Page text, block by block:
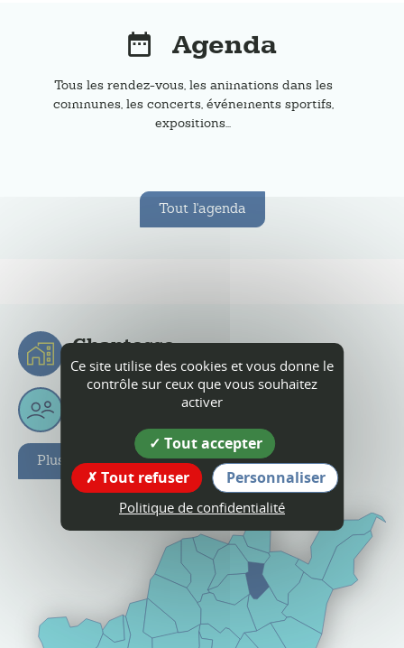
Agenda
Tous les rendez-vous, les animations dans les
communes, les concerts, événements sportifs,
expositions...
Tout l'agenda
Chantesse
Chantessois & Chantessoises
2
Plus d'infos
Ce site utilise des cookies et vous donne le
contrôle sur ceux que vous souhaitez
activer
Tout accepter
Tout refuser
Personnaliser
Politique de confidentialité